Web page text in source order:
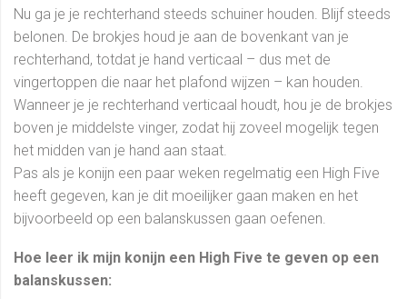
Nu ga je je rechterhand steeds schuiner houden. Blijf steeds
belonen. De brokjes houd je aan de bovenkant van je
rechterhand, totdat je hand verticaal – dus met de
vingertoppen die naar het plafond wijzen – kan houden.
Wanneer je je rechterhand verticaal houdt, hou je de brokjes
boven je middelste vinger, zodat hij zoveel mogelijk tegen
het midden van je hand aan staat.
Pas als je konijn een paar weken regelmatig een High Five
heeft gegeven, kan je dit moeilijker gaan maken en het
bijvoorbeeld op een balanskussen gaan oefenen.
Hoe leer ik mijn konijn een High Five te geven op een
balanskussen: